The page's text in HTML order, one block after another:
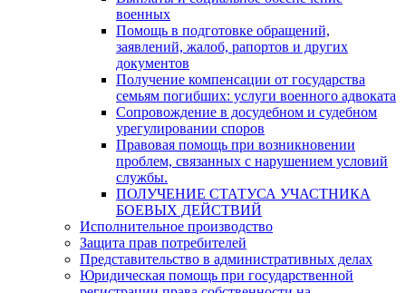
военных
Помощь в подготовке обращений,
заявлений, жалоб, рапортов и других
документов
Получение компенсации от государства
семьям погибших: услуги военного адвоката
Сопровождение в досудебном и судебном
урегулировании споров
Правовая помощь при возникновении
проблем, связанных с нарушением условий
службы.
ПОЛУЧЕНИЕ СТАТУСА УЧАСТНИКА
БОЕВЫХ ДЕЙСТВИЙ
Исполнительное производство
Защита прав потребителей
Представительство в административных делах
Юридическая помощь при государственной